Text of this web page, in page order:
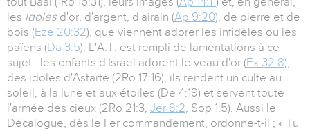
les idolesd'or, d'argent, d'airain (Ap 9:20), de pierre et de
bois (Eze 20:32), que viennent adorer les infidèles ou les
païens (Da 3:5). L'A.T. est rempli de lamentations à ce
sujet : les enfants d'Israël adorent le veau d'or (Ex 32:8),
des idoles d'Astarté (2Ro 17:16), ils rendent un culte au
soleil, à la lune et aux étoiles (De 4:19) et servent toute
l'armée des cieux (2Ro 21:3, Jer 8:2, Sop 1:5). Aussi le
Décalogue, dès le I er commandement, ordonne-t-il ; « Tu